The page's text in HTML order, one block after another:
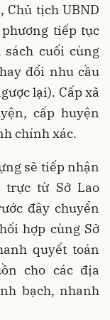
Chủ tịch UBND
tiếp tục
cuối cùng
đổi nhu cầu
lại). Cấp xã
cấp huyện
chính xác.
sẽ tiếp nhận
trực từ Sở Lao
đây chuyển
hợp cùng Sở
quyết toán
cho các địa
bạch, nhanh